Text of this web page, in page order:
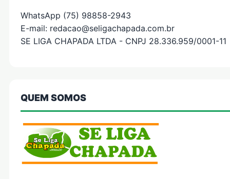
WhatsApp (75) 98858-2943
E-mail: redacao@seligachapada.com.br
SE LIGA CHAPADA LTDA - CNPJ 28.336.959/0001-11
QUEM SOMOS